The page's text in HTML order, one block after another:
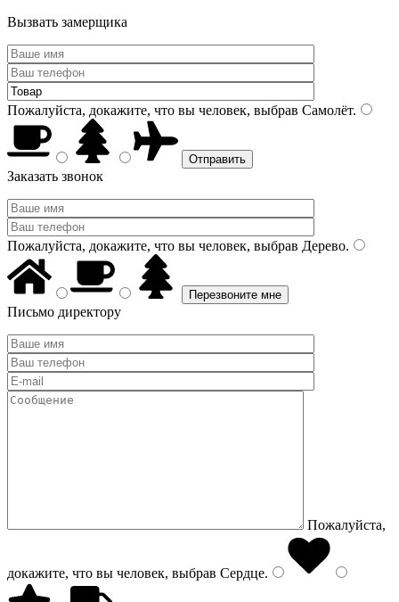
Вызвать замерщика
Пожалуйста, докажите, что вы человек, выбрав Самолёт.
Заказать звонок
Пожалуйста, докажите, что вы человек, выбрав Дерево.
Письмо директору
Пожалуйста,
докажите, что вы человек, выбрав Сердце.